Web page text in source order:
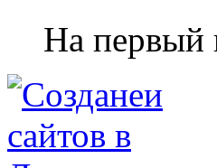
На первый